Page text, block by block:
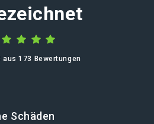
aus 173 Bewertungen
Schäden